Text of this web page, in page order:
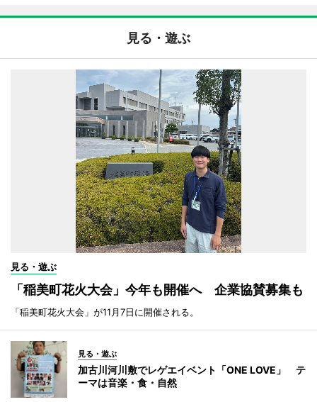
見る・遊ぶ
見る・遊ぶ
「稲美町花火大会」今年も開催へ 企業協賛募集も
「稲美町花火大会」が11月7日に開催される。
見る・遊ぶ
加古川河川敷でレゲエイベント「ONE LOVE」 テ
ーマは音楽・食・自然